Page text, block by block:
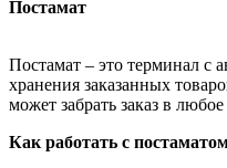
Постамат
Постамат – это терминал с
хранения заказанных
может забрать заказ в
Как работать с